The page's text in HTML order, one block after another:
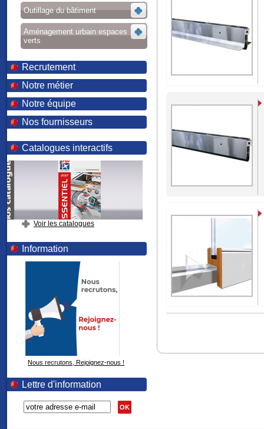
Outillage du bâtiment
Aménagement urbain espaces
verts
Recrutement
Notre métier
Notre équipe
Nos fournisseurs
Catalogues interactifs
Voir les catalogues
Information
Nous recrutons, Rejoignez-nous !
Lettre d'information
OK